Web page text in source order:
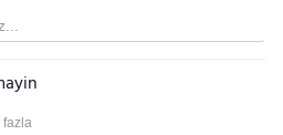
fazla